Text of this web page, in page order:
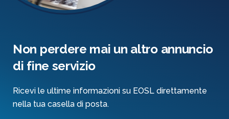
Non perdere mai un altro annuncio
di fine servizio
Ricevi le ultime informazioni su EOSL direttamente
nella tua casella di posta.